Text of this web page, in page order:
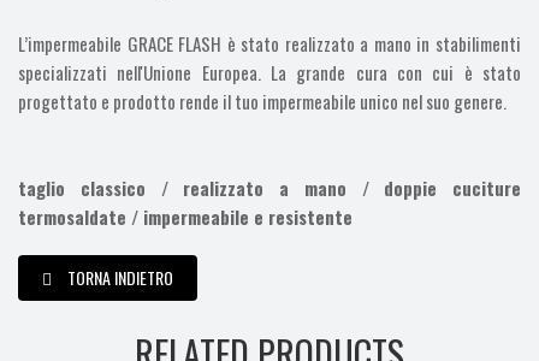
L’impermeabile GRACE FLASH è stato realizzato a mano in stabilimenti
specializzati nell'Unione Europea. La grande cura con cui è stato
progettato e prodotto rende il tuo impermeabile unico nel suo genere.
taglio classico / realizzato a mano / doppie cuciture
termosaldate / impermeabile e resistente
TORNA INDIETRO